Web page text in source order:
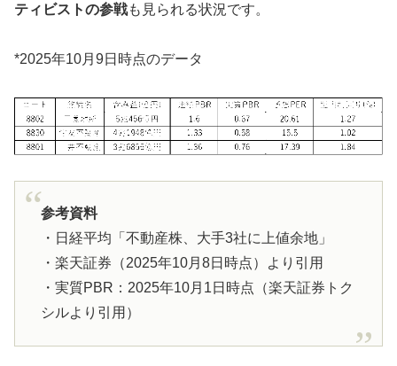
ティビストの参戦も見られる状況です。
*2025年10月9日時点のデータ
参考資料
・日経平均「不動産株、大手3社に上値余地」
・楽天証券（2025年10月8日時点）より引用
・実質PBR：2025年10月1日時点（楽天証券トク
シルより引用）